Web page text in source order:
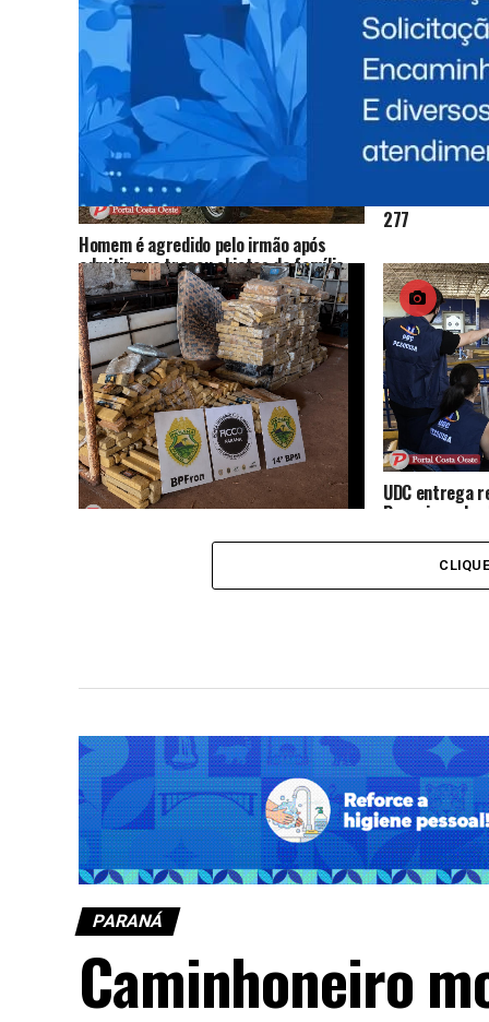
Homem é agredido pelo irmão após
admitir que trocou objetos da família
por drogas
277
Operação integrada apreende mais de
UDC entrega
Pesquisas
PARANÁ
Caminhoneiro